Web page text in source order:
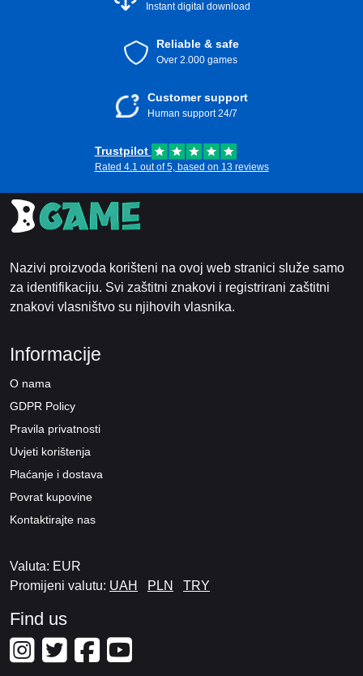
Instant digital download
Reliable & safe
Over 2.000 games
Customer support
Human support 24/7
Trustpilot
Rated 4.1 out of 5, based on 13 reviews
Nazivi proizvoda korišteni na ovoj web stranici služe samo
za identifikaciju. Svi zaštitni znakovi i registrirani zaštitni
znakovi vlasništvo su njihovih vlasnika.
Informacije
O nama
GDPR Policy
Pravila privatnosti
Uvjeti korištenja
Plaćanje i dostava
Povrat kupovine
Kontaktirajte nas
Valuta: EUR
Promijeni valutu: UAH PLN TRY
Find us